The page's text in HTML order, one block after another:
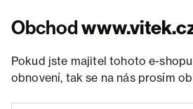
Obchod
Pokud jste majitel tohoto e-
obnovení, tak se na nás prosím